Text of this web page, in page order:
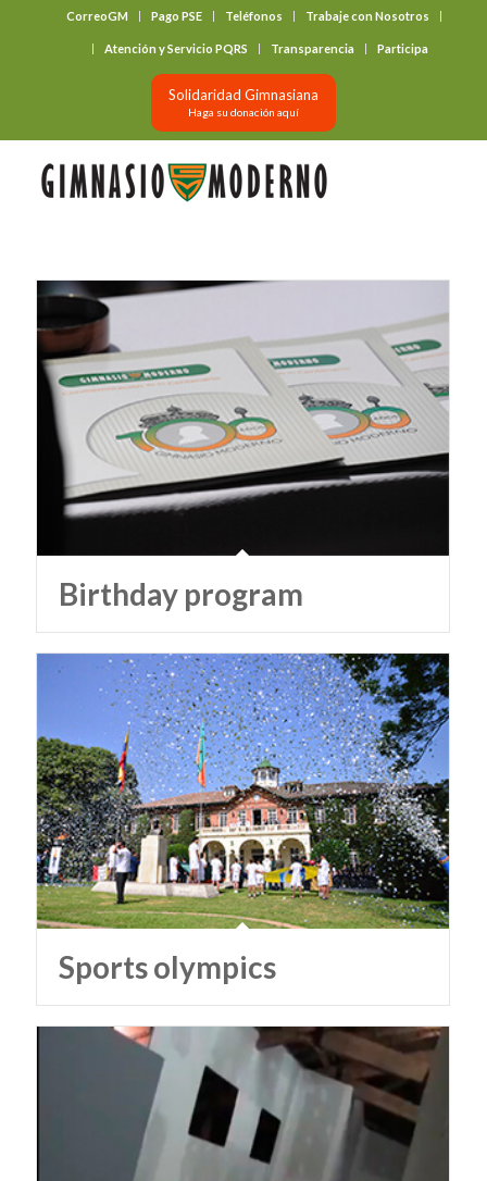
CorreoGM Pago PSE Teléfonos Trabaje con Nosotros
Atención y Servicio PQRS Transparencia Participa
Solidaridad Gimnasiana
Haga su donación aquí
Birthday program
Sports olympics